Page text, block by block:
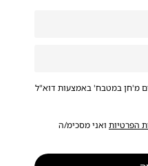
מ'חן במטבח' באמצעות דוא"ל
הפרטיות ואני מסכימ/ה